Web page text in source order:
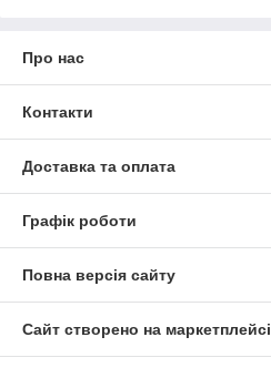
Про нас
Контакти
Доставка та оплата
Графік роботи
Повна версія сайту
Сайт створено на маркетплейсі